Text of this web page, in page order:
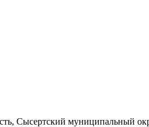
Сысертский муниципальный